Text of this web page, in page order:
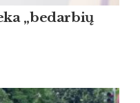
„bedarbių